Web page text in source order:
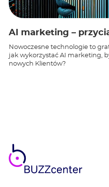
AI marketing –
Nowoczesne technologie to
jak wykorzystać AI marketing,
nowych Klientów?